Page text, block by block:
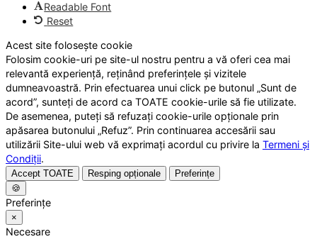
Readable Font
Reset
Acest site folosește cookie
Folosim cookie-uri pe site-ul nostru pentru a vă oferi cea mai
relevantă experiență, reținând preferințele și vizitele
dumneavoastră. Prin efectuarea unui click pe butonul „Sunt de
acord”, sunteți de acord ca TOATE cookie-urile să fie utilizate.
De asemenea, puteți să refuzați cookie-urile opționale prin
apăsarea butonului „Refuz”. Prin continuarea accesării sau
utilizării Site-ului web vă exprimați acordul cu privire la Termeni și
Condiții.
Accept TOATE Resping opționale
Preferințe
🍪
Preferințe
×
Necesare